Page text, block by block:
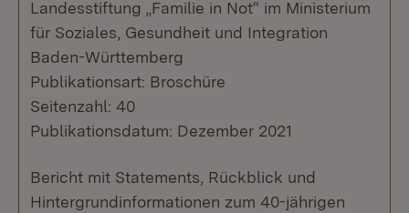
Landesstiftung „Familie in Not“ im Ministerium
für Soziales, Gesundheit und Integration
Baden-Württemberg
Publikationsart: Broschüre
Seitenzahl: 40
Publikationsdatum: Dezember 2021
Bericht mit Statements, Rückblick und
Hintergrundinformationen zum 40-jährigen